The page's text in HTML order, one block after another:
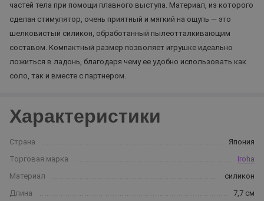
частей тела при помощи плавного выступа. Материал, из которого
сделан стимулятор, очень приятный и мягкий на ощупь — это
шелковистый силикон, обработанный пылеотталкивающим
составом. Компактный размер позволяет игрушке идеально
ложиться в ладонь, благодаря чему ее удобно использовать как
соло, так и вместе с партнером.
Характеристики
Страна
Япония
Торговая марка
Iroha
Материал
силикон
Длина
7,7 см